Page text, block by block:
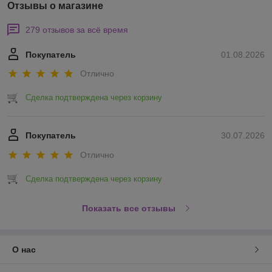
цифрах
4
Отзывы о магазине
279 отзывов за всё время
01.08.2026
Покупатель
Отлично
Сделка подтверждена через корзину
30.07.2026
Покупатель
Отлично
Сделка подтверждена через корзину
Показать все отзывы
О нас